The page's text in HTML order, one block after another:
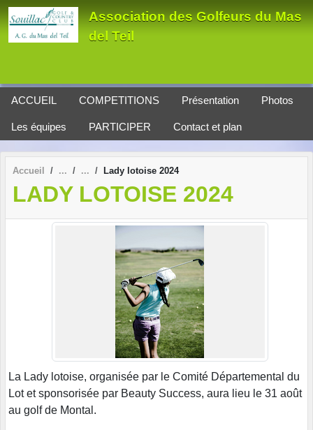
Association des Golfeurs du Mas
del Teil
ACCUEIL COMPETITIONS Présentation Photos
Les équipes PARTICIPER Contact et plan
Accueil Lady lotoise 2024
LADY LOTOISE 2024
La Lady lotoise, organisée par le Comité Départemental du
Lot et sponsorisée par Beauty Success, aura lieu le 31 août
au golf de Montal.
Panneau de gestion des cookies